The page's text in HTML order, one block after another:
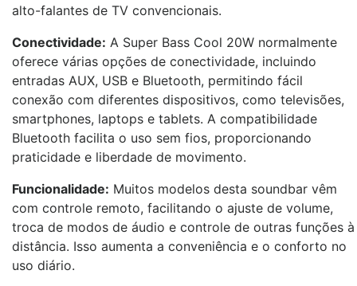
alto-falantes de TV convencionais.
Conectividade: A Super Bass Cool 20W normalmente
oferece várias opções de conectividade, incluindo
entradas AUX, USB e Bluetooth, permitindo fácil
conexão com diferentes dispositivos, como televisões,
smartphones, laptops e tablets. A compatibilidade
Bluetooth facilita o uso sem fios, proporcionando
praticidade e liberdade de movimento.
Funcionalidade: Muitos modelos desta soundbar vêm
com controle remoto, facilitando o ajuste de volume,
troca de modos de áudio e controle de outras funções à
distância. Isso aumenta a conveniência e o conforto no
uso diário.